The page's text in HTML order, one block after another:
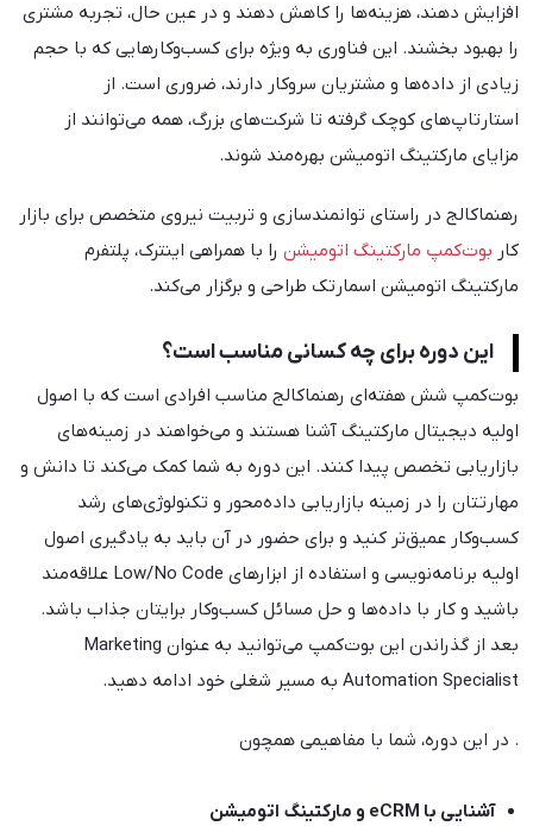
افزایش دهند، هزینه‌ها را کاهش دهند و در عین حال، تجربه مشتری
را بهبود بخشند. این فناوری به ویژه برای کسب‌وکارهایی که با حجم
زیادی از داده‌ها و مشتریان سروکار دارند، ضروری است. از
استارتاپ‌های کوچک گرفته تا شرکت‌های بزرگ، همه می‌توانند از
مزایای مارکتینگ اتومیشن بهره‌مند شوند.
رهنماکالج در راستای توانمندسازی و تربیت نیروی متخصص برای بازار
کار بوت‌کمپ مارکتینگ اتومیشن را با همراهی اینترک، پلتفرم
مارکتینگ اتومیشن اسمارتک طراحی و برگزار می‌کند.
این دوره برای چه کسانی مناسب است؟
بوت‌کمپ شش هفته‌ای رهنماکالج مناسب افرادی است که با اصول
اولیه دیجیتال مارکتینگ آشنا هستند و می‌خواهند در زمینه‌های
بازاریابی تخصص پیدا کنند. این دوره به شما کمک می‌کند تا دانش و
مهارتتان را در زمینه بازاریابی داده‌محور و تکنولوژی‌های رشد
کسب‌وکار عمیق‌تر کنید و برای حضور در آن باید به یادگیری اصول
اولیه برنامه‌نویسی و استفاده از ابزارهای Low/No Code علاقه‌مند
باشید و کار با داده‌ها و حل مسائل کسب‌وکار برایتان جذاب باشد.
بعد از گذراندن این بوت‌کمپ می‌توانید به عنوان Marketing
Automation Specialist به مسیر شغلی خود ادامه دهید.
. در این دوره، شما با مفاهیمی همچون
آشنایی با
و مارکتینگ اتومیشن